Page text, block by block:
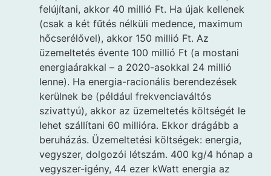
felújítani, akkor 40 millió Ft. Ha újak kellenek
(csak a két fűtés nélküli medence, maximum
hőcserélővel), akkor 150 millió Ft. Az
üzemeltetés évente 100 millió Ft (a mostani
energiaárakkal – a 2020-asokkal 24 millió
lenne). Ha energia-racionális berendezések
kerülnek be (például frekvenciaváltós
szivattyú), akkor az üzemeltetés költségét le
lehet szállítani 60 millióra. Ekkor drágább a
beruházás. Üzemeltetési költségek: energia,
vegyszer, dolgozói létszám. 400 kg/4 hónap a
vegyszer-igény, 44 ezer kWatt energia az